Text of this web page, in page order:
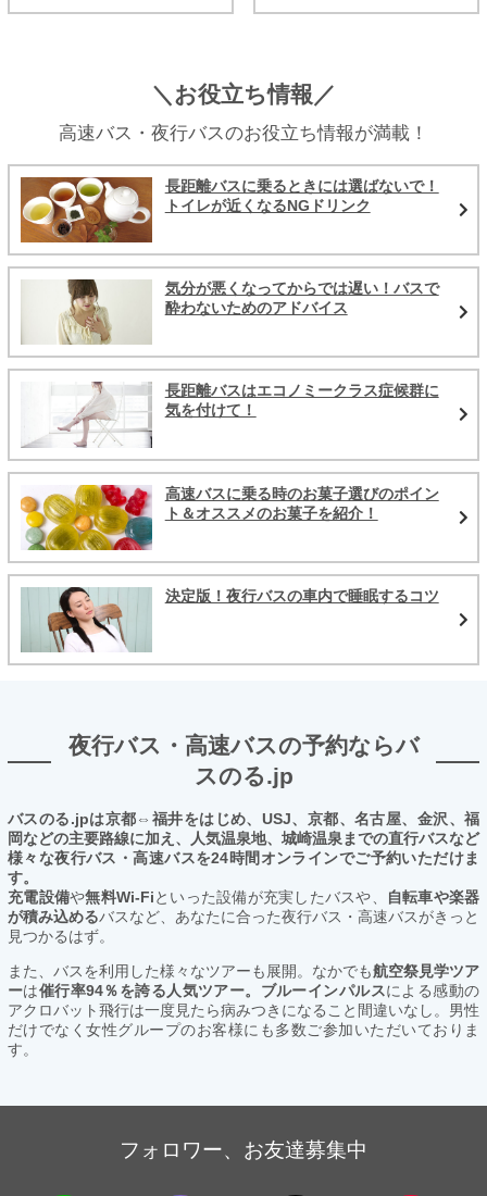
＼お役立ち情報／
高速バス・夜行バスのお役立ち情報が満載！
長距離バスに乗るときには選ばないで！
トイレが近くなるNGドリンク
気分が悪くなってからでは遅い！バスで
酔わないためのアドバイス
長距離バスはエコノミークラス症候群に
気を付けて！
高速バスに乗る時のお菓子選びのポイン
ト＆オススメのお菓子を紹介！
決定版！夜行バスの車内で睡眠するコツ
夜行バス・高速バスの予約ならバ
スのる.jp
バスのる.jpは京都⇔福井をはじめ、USJ、京都、名古屋、金沢、福
岡などの主要路線に加え、人気温泉地、城崎温泉までの直行バスなど
様々な夜行バス・高速バスを24時間オンラインでご予約いただけま
す。
充電設備や無料Wi-Fiといった設備が充実したバスや、
自転車や楽器
が積み込めるバスなど、あなたに合った夜行バス・高速バスがきっと
見つかるはず。
また、バスを利用した様々なツアーも展開。なかでも航空祭見学ツア
ーは催行率94％を誇る人気ツアー。ブルーインパルスによる感動の
アクロバット飛行は一度見たら病みつきになること間違いなし。男性
だけでなく女性グループのお客様にも多数ご参加いただいておりま
す。
フォロワー、お友達募集中